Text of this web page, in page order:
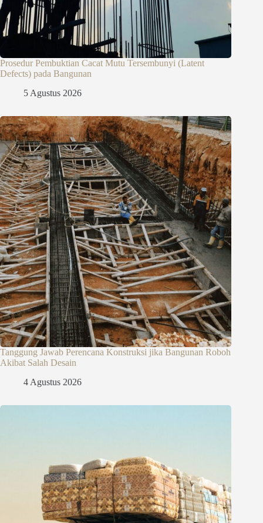
Prosedur Pembuktian Cacat Mutu Tersembunyi (Latent
Defects) pada Bangunan
5 Agustus 2026
Tanggung Jawab Perencana Konstruksi jika Bangunan Roboh
Akibat Salah Desain
4 Agustus 2026